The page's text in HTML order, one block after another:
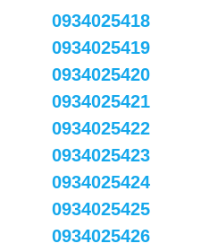
0934025418
0934025419
0934025420
0934025421
0934025422
0934025423
0934025424
0934025425
0934025426